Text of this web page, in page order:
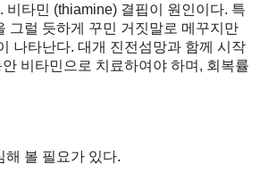
타민 (thiamine) 결핍이 원인이다. 특
그럴 듯하게 꾸민 거짓말로 메꾸지만
나타난다. 대개 진전섬망과 함께 시작
비타민으로 치료하여야 하며, 회복률
해 볼 필요가 있다.